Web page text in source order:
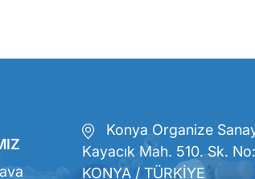
Konya Organize
Kayacık Mah. 510. Sk.
KONYA / TÜRKİYE